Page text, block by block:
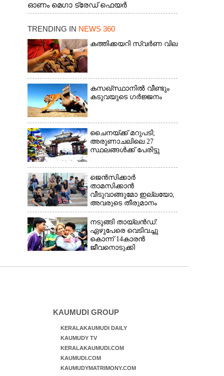
ഓണം മെഗാ ട്രേഡ് ഫെയർ
സംസ്ഥാനതല ഉദ്ഘാടനം നിർവഹിച്ച്
സതീശൻ. മന്ത്രി അനൂപ് ജേക്കബ് സമീപം
TRENDING IN NEWS 360
കത്തിക്കയറി സ്വർണ വില
കസഖ്‌സ്ഥാനിൽ വീണ്ടും
കടുവയുടെ ഗർജ്ജനം
ചൈനയ്ക്ക് മറുപടി;
അരുണാചലിലെ 27
സ്ഥലങ്ങൾക്ക് പേരിട്ടു
ജെൻസിക്കാർ
താമസിക്കാൻ
വീടുവാങ്ങുമോ ഇല്ലയോ,
അവരുടെ തീരുമാനം
ആരുടെ ജോലിയാണ്
ഇല്ലാതാക്കുന്നതെന്ന്
അറിയാമോ?
നടുങ്ങി തായ്‌ലൻഡ്:
ഏഴുപേരെ വെടിവച്ചു
കൊന്ന് 14കാരൻ
ജീവനൊടുക്കി
KAUMUDI GROUP
KERALAKAUMUDI DAILY
KAUMUDY TV
KERALAKAUMUDI.COM
KAUMUDI.COM
KAUMUDYMATRIMONY.COM